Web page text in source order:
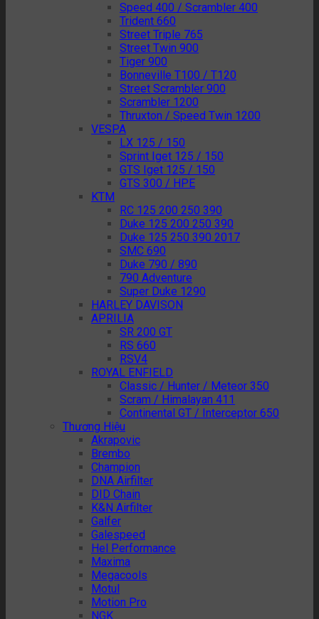
Speed 400 / Scrambler 400
Trident 660
Street Triple 765
Street Twin 900
Tiger 900
Bonneville T100 / T120
Street Scrambler 900
Scrambler 1200
Thruxton / Speed Twin 1200
VESPA
LX 125 / 150
Sprint Iget 125 / 150
GTS Iget 125 / 150
GTS 300 / HPE
KTM
RC 125 200 250 390
Duke 125 200 250 390
Duke 125 250 390 2017
SMC 690
Duke 790 / 890
790 Adventure
Super Duke 1290
HARLEY DAVISON
APRILIA
SR 200 GT
RS 660
RSV4
ROYAL ENFIELD
Classic / Hunter / Meteor 350
Scram / Himalayan 411
Continental GT / Interceptor 650
Thương Hiệu
Akrapovic
Brembo
Champion
DNA Airfilter
DID Chain
K&N Airfilter
Galfer
Galespeed
Hel Performance
Maxima
Megacools
Motul
Motion Pro
NGK